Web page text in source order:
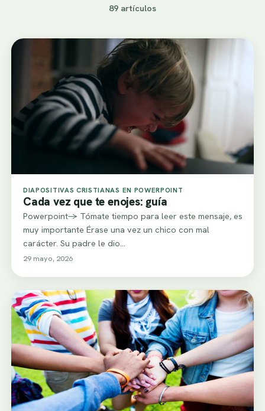
89 artículos
DIAPOSITIVAS CRISTIANAS EN POWERPOINT
Cada vez que te enojes: guía
Powerpoint-> Tómate tiempo para leer este mensaje, es
muy importante Érase una vez un chico con mal
carácter. Su padre le dio…
29 mayo, 2026